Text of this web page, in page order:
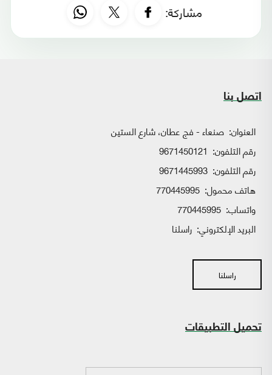
مشاركة:
اتصل بنا
العنوان: صنعاء - فج عطان، شارع الستين
رقم التلفون: 9671450121
رقم التلفون: 9671445993
هاتف محمول: 770445995
واتساب:
البريد الإلكتروني: راسلنا
راسلنا
تحميل التطبيقات